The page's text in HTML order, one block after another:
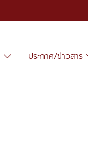
ประกาศ/ข่าวสาร